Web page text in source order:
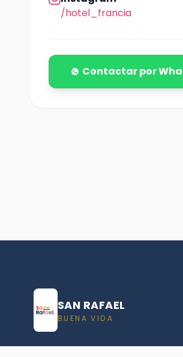
/hotel_francia
Contactar por
SAN RAFAEL
BUENA VIDA